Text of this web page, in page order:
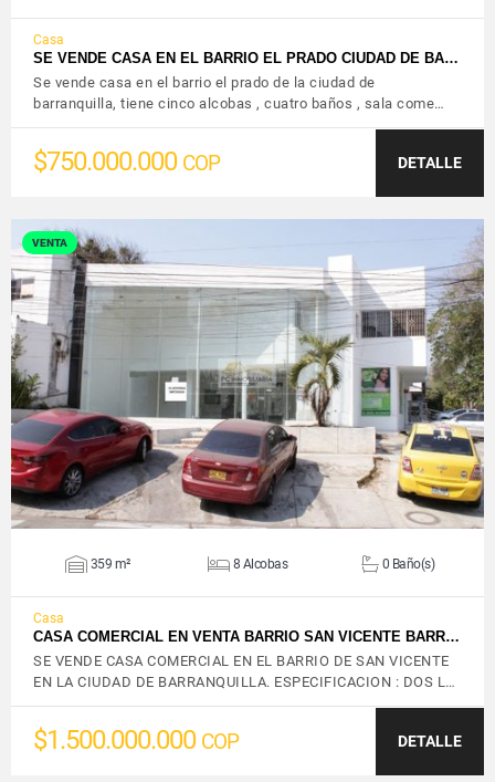
Casa
SE VENDE CASA EN EL BARRIO EL PRADO CIUDAD DE BA…
Se vende casa en el barrio el prado de la ciudad de
barranquilla, tiene cinco alcobas , cuatro baños , sala come…
$750.000.000 COP DETALLE
VENTA
VER DETALLES
359 m² 8 Alcobas 0 Baño(s)
Casa
CASA COMERCIAL EN VENTA BARRIO SAN VICENTE BARR…
SE VENDE CASA COMERCIAL EN EL BARRIO DE SAN VICENTE
EN LA CIUDAD DE BARRANQUILLA. ESPECIFICACION : DOS L…
$1.500.000.000 COP DETALLE